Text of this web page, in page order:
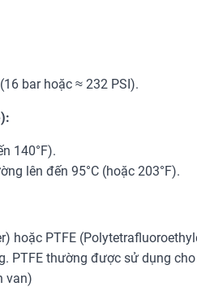
bar hoặc ≈ 232 PSI).
140°F).
lên đến 95°C (hoặc 203°F).
hoặc PTFE
PTFE thường được sử dụng
van)